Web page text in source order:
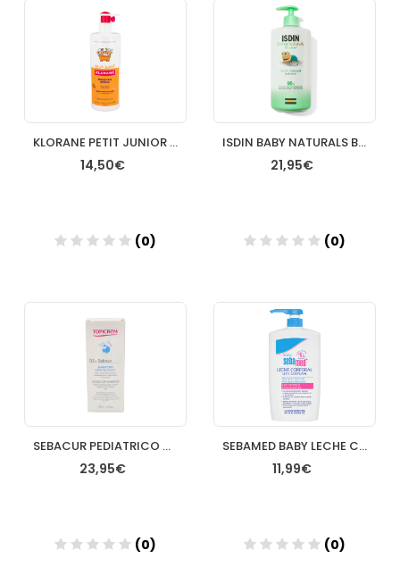
Añadir Añadir
KLORANE PETIT JUNIOR CHAMPU DESENREDANTEEQUILIBRANTE 500ML
14,50€
(0)
ISDIN BABY NATURALS BODY LOCION 750ML
21,95€
(0)
Añadir
SEBACUR PEDIATRICO CHAMPU 125 ML
23,95€
(0)
SEBAMED BABY LECHE CORPORAL 750 ML
11,99€
(0)